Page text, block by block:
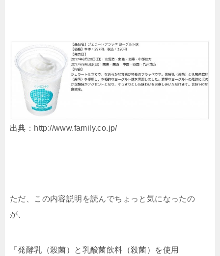
出典：http://www.family.co.jp/
ただ、この内容説明を読んでちょっと気になったの
が、
「発酵乳（殺菌）と乳酸菌飲料（殺菌）を使用